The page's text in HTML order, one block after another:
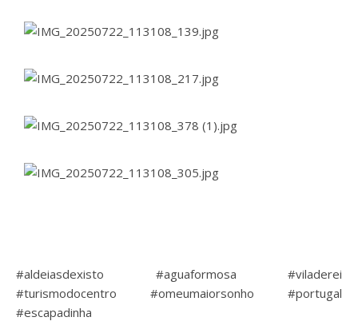
#aldeiasdexisto #aguaformosa #viladerei
#turismodocentro #omeumaiorsonho #portugal
#escapadinha